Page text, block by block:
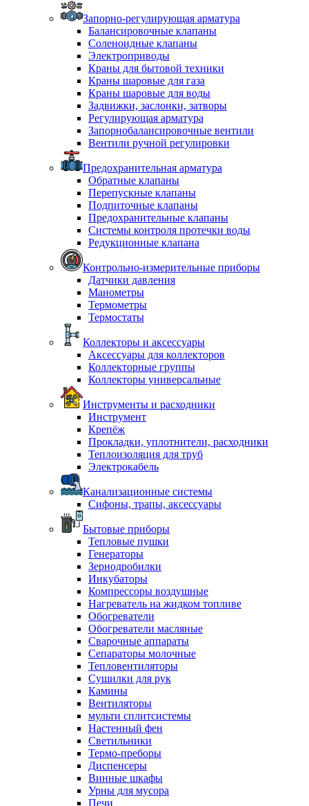
Запорно-регулирующая арматура
Балансировочные клапаны
Соленоидные клапаны
Электроприводы
Краны для бытовой техники
Краны шаровые для газа
Краны шаровые для воды
Задвижки, заслонки, затворы
Регулирующая арматура
Запорнобалансировочные вентили
Вентили ручной регулировки
Предохранительная арматура
Обратные клапаны
Перепускные клапаны
Подпиточные клапаны
Предохранительные клапаны
Системы контроля протечки воды
Редукционные клапана
Контрольно-измерительные приборы
Датчики давления
Манометры
Термометры
Термостаты
Коллекторы и аксессуары
Аксессуары для коллекторов
Коллекторные группы
Коллекторы универсальные
Инструменты и расходники
Инструмент
Крепёж
Прокладки, уплотнители, расходники
Теплоизоляция для труб
Электрокабель
Канализационные системы
Сифоны, трапы, аксессуары
Бытовые приборы
Тепловые пушки
Генераторы
Зернодробилки
Инкубаторы
Компрессоры воздушные
Нагреватель на жидком топливе
Обогреватели
Обогреватели масляные
Сварочные аппараты
Сепараторы молочные
Тепловентиляторы
Сушилки для рук
Камины
Вентиляторы
мульти сплитсистемы
Настенный фен
Светильники
Термо-преборы
Диспенсеры
Винные шкафы
Урны для мусора
Печи